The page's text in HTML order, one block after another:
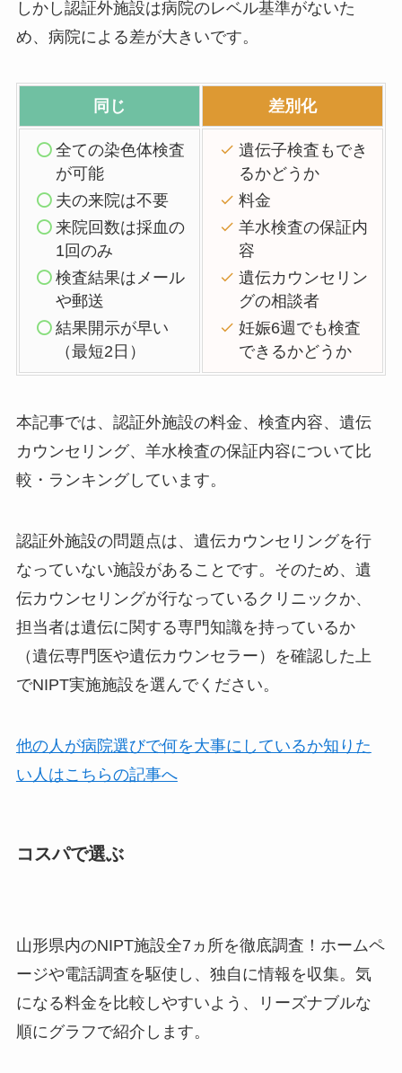
しかし認証外施設は病院のレベル基準がないた
め、病院による差が大きいです。
同じ 差別化
全ての染色体検査
が可能
夫の来院は不要
来院回数は採血の
1回のみ
検査結果はメール
や郵送
結果開示が早い
（最短2日）
遺伝子検査もでき
るかどうか
料金
羊水検査の保証内
容
遺伝カウンセリン
グの相談者
妊娠6週でも検査
できるかどうか
本記事では、認証外施設の料金、検査内容、遺伝
カウンセリング、羊水検査の保証内容について比
較・ランキングしています。
認証外施設の問題点は、遺伝カウンセリングを行
なっていない施設があること です。そのため、遺
伝カウンセリングが行なっているクリニックか、
担当者は遺伝に関する専門知識を持っているか
（遺伝専門医や遺伝カウンセラー）を確認した上
でNIPT実施施設を選んでください。
他の人が病院選びで何を大事にしているか知りた
い人はこちらの記事へ
コスパで選ぶ
山形県内のNIPT施設全7ヵ所を徹底調査！ホームペ
ージや電話調査を駆使し、独自に情報を収集。気
になる料金を比較しやすいよう、リーズナブルな
順にグラフで紹介します。